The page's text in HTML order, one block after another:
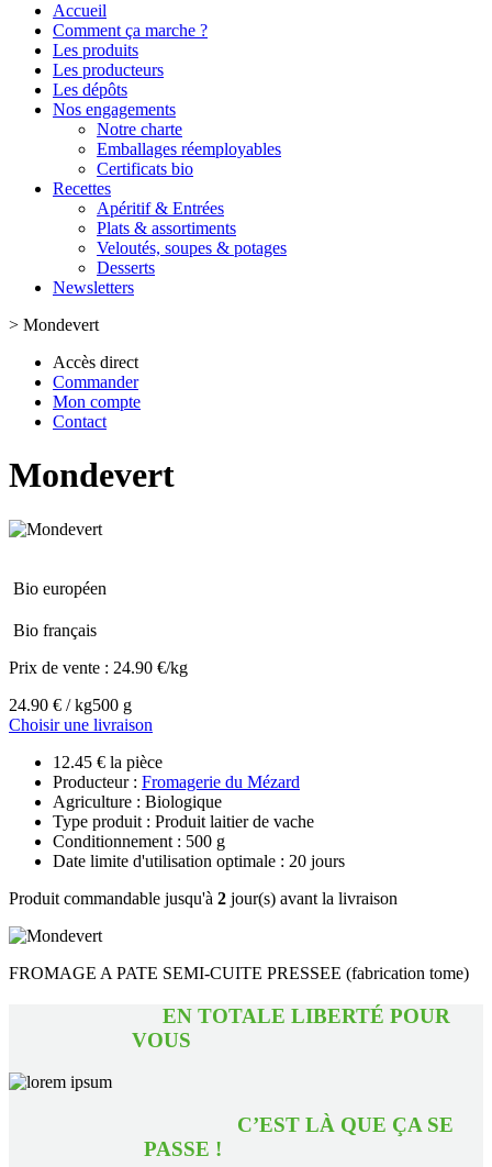
Accueil
Comment ça marche ?
Les produits
Les producteurs
Les dépôts
Nos engagements
Notre charte
Emballages réemployables
Certificats bio
Recettes
Apéritif & Entrées
Plats & assortiments
Veloutés, soupes & potages
Desserts
Newsletters
> Mondevert
Accès direct
Commander
Mon compte
Contact
Mondevert
Bio européen
Bio français
Prix de vente : 24.90 €/kg
24.90 € / kg500 g
Choisir une livraison
12.45 € la pièce
Producteur : Fromagerie du Mézard
Agriculture : Biologique
Type produit : Produit laitier de vache
Conditionnement : 500 g
Date limite d'utilisation optimale : 20 jours
Produit commandable jusqu'à 2 jour(s) avant la livraison
FROMAGE A PATE SEMI-CUITE PRESSEE (fabrication tome)
EN TOTALE LIBERTÉ POUR
VOUS
C’EST LÀ QUE ÇA SE
PASSE !